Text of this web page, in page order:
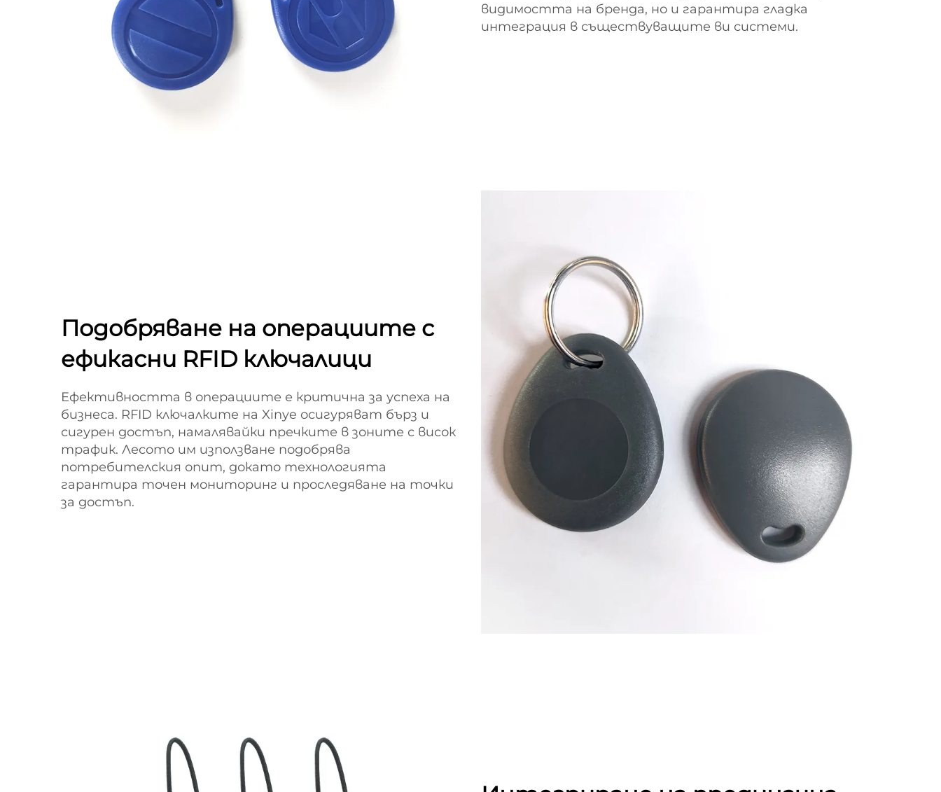
видимостта на бренда, но и гарантира гладка
интеграция в съществуващите ви системи.
Подобряване на операциите с
ефикасни RFID ключалици
Ефективността в операциите е критична за успеха на
бизнеса. RFID ключалките на Xinye осигуряват бърз и
сигурен достъп, намалявайки пречките в зоните с висок
трафик. Лесото им използване подобрява
потребителския опит, докато технологията
гарантира точен мониторинг и проследяване на точки
за достъп.